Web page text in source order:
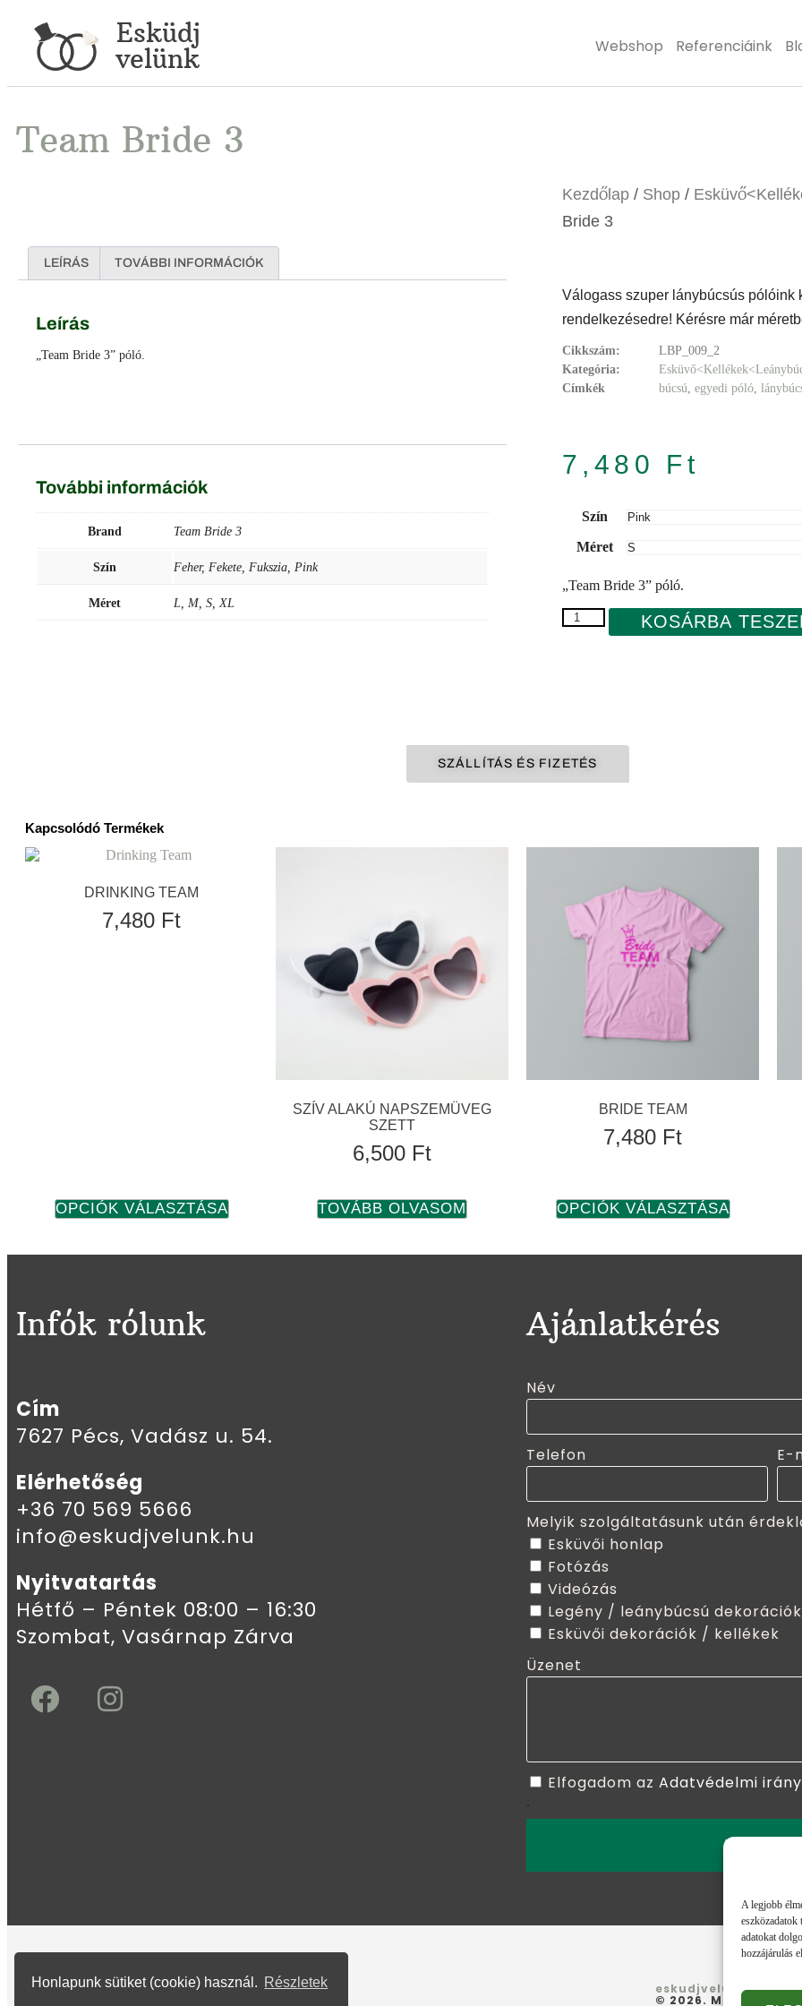
A legjobb
eszközadatok
adatokat
hozzájárulás
Honlapunk sütiket (cookie) használ. Részletek
Esküdj
velünk
Webshop Referenciáink
Team Bride 3
LEÍRÁS TOVÁBBI INFORMÁCIÓK
Leírás
„Team Bride 3” póló.
További információk
Brand Team Bride 3
Szín Feher, Fekete, Fukszia, Pink
Méret L, M, S, XL
Kezdőlap / Shop /
Bride 3
Válogass szuper lánybúcsús pólóink
rendelkezésedre! Kérésre már
Cikkszám:
LBP_009_2
Kategória:
Címkék
búcsú, egyedi póló,
7,480 Ft
Szín
Méret
„Team Bride 3” póló.
KOSÁRBA
SZÁLLÍTÁS ÉS FIZETÉS
Kapcsolódó Termékek
DRINKING TEAM
7,480 Ft
OPCIÓK VÁLASZTÁSA
SZÍV ALAKÚ NAPSZEMÜVEG
SZETT
6,500 Ft
TOVÁBB OLVASOM
BRIDE TEAM
7,480 Ft
OPCIÓK VÁLASZTÁSA
Infók rólunk
Cím
7627 Pécs, Vadász u. 54.
Elérhetőség
+36 70 569 5666
info@eskudjvelunk.hu
Nyitvatartás
Hétfő – Péntek 08:00 – 16:30
Szombat, Vasárnap Zárva
Ajánlatkérés
Név
Telefon E-
Melyik szolgáltatásunk után
Esküvői honlap
Fotózás
Videózás
Legény / leánybúcsú
Esküvői dekorációk / kellékek
Üzenet
Elfogadom az Adatvédelmi
További információk eskudjvelunk.hu
© 2026. Minden jog